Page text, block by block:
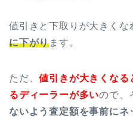
値引きと下取りが大きくな
に下がります。
ただ、値引きが大きくなる
るディーラーが多いので、
ないよう査定額を事前にネ